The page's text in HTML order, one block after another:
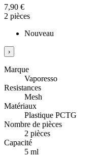
7,90 €
2 pièces
Nouveau
›
Marque
Vaporesso
Resistances
Mesh
Matériaux
Plastique PCTG
Nombre de pièces
2 pièces
Capacité
5 ml